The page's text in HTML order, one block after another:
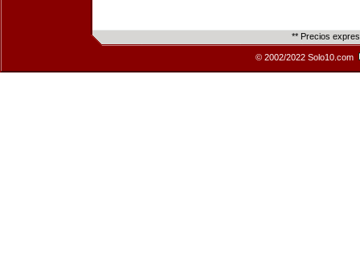
** Precios
© 2002/2022 Solo10.com